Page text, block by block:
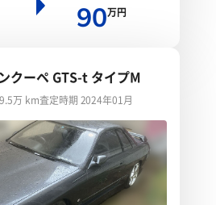
90万円
クーペ GTS-t タイプM
万 km査定時期 2024年01月